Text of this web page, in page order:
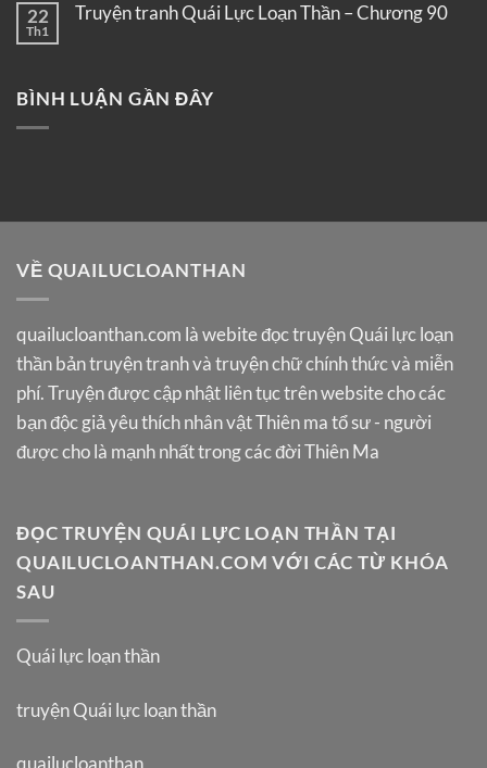
22
Th1
Truyện tranh Quái Lực Loạn Thần – Chương 90
BÌNH LUẬN GẦN ĐÂY
VỀ QUAILUCLOANTHAN
quailucloanthan.com là webite đọc truyện Quái lực loạn
thần bản truyện tranh và truyện chữ chính thức và miễn
phí. Truyện được cập nhật liên tục trên website cho các
bạn độc giả yêu thích nhân vật Thiên ma tổ sư - người
được cho là mạnh nhất trong các đời Thiên Ma
ĐỌC TRUYỆN QUÁI LỰC LOẠN THẦN TẠI
QUAILUCLOANTHAN.COM VỚI CÁC TỪ KHÓA
SAU
Quái lực loạn thần
truyện Quái lực loạn thần
quailucloanthan